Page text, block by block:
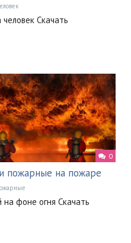
человек Скачать
0
пожарные на пожаре
фоне огня Скачать